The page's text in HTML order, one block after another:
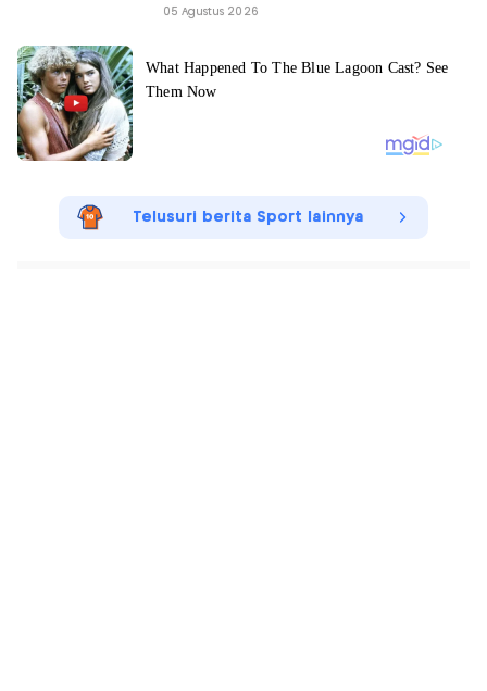
05 Agustus 2026
Telusuri berita Sport lainnya